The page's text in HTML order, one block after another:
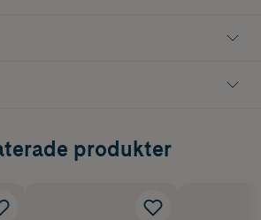
produkter